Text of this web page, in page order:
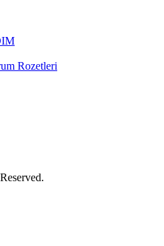
Rozetleri